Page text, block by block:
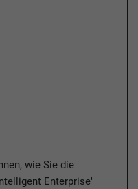
wie Sie die
Enterprise"